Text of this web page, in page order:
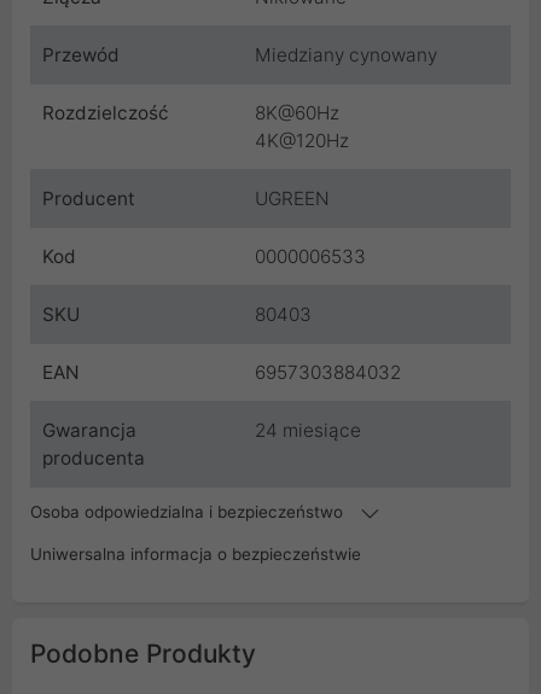
Przewód Miedziany cynowany
Rozdzielczość
8K@60Hz
4K@120Hz
Producent UGREEN
Kod 0000006533
SKU 80403
EAN 6957303884032
Gwarancja
producenta
24 miesiące
Osoba odpowiedzialna i bezpieczeństwo
Uniwersalna informacja o bezpieczeństwie
Podobne Produkty